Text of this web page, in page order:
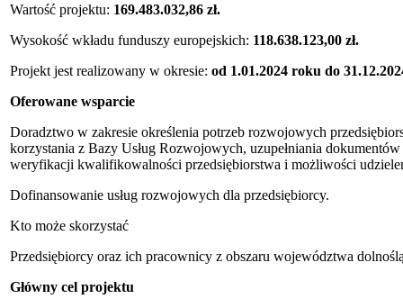
Wartość projektu: 169.483.032,86 zł.
Wysokość wkładu funduszy europejskich: 118.638.123,00 zł.
Projekt jest realizowany w okresie: od 1.01.2024 roku do
Oferowane wsparcie
Doradztwo w zakresie określenia potrzeb rozwojowych
korzystania z Bazy Usług Rozwojowych, uzupełniania
weryfikacji kwalifikowalności przedsiębiorstwa i możliwości
Dofinansowanie usług rozwojowych dla przedsiębiorcy.
Kto może skorzystać
Przedsiębiorcy oraz ich pracownicy z obszaru województwa
Główny cel projektu